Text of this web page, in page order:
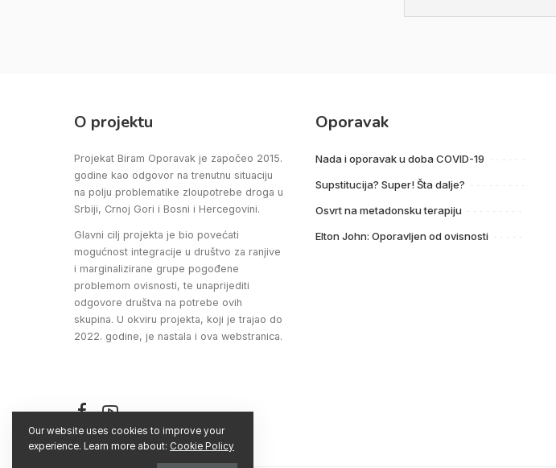
O projektu
Projekat Biram Oporavak je započeo 2015.
godine kao odgovor na trenutnu situaciju
na polju problematike zloupotrebe droga u
Srbiji, Crnoj Gori i Bosni i Hercegovini.
Glavni cilj projekta je bio povećati
mogućnost integracije u društvo za ranjive
i marginalizirane grupe pogođene
problemom ovisnosti, te unaprijediti
odgovore društva na potrebe ovih
skupina. U okviru projekta, koji je trajao do
2022. godine, je nastala i ova webstranica.
Oporavak
Nada i oporavak u doba COVID-19
Supstitucija? Super! Šta dalje?
Osvrt na metadonsku terapiju
Elton John: Oporavljen od ovisnosti
Our website uses cookies to improve your
experience. Learn more about: Cookie Policy